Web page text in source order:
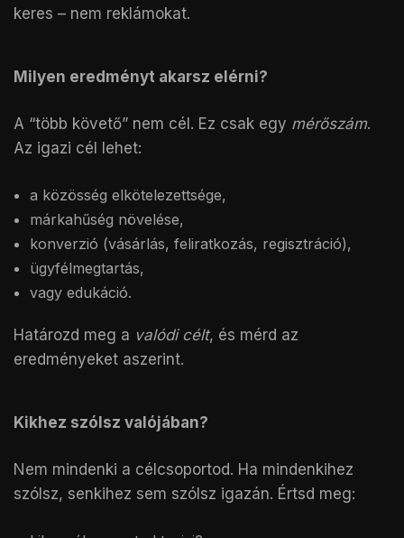
keres – nem reklámokat.
Milyen eredményt akarsz elérni?
A “több követő” nem cél. Ez csak egy mérőszám.
Az igazi cél lehet:
a közösség elkötelezettsége,
márkahűség növelése,
konverzió (vásárlás, feliratkozás, regisztráció),
ügyfélmegtartás,
vagy edukáció.
Határozd meg a valódi célt, és mérd az
eredményeket aszerint.
Kikhez szólsz valójában?
Nem mindenki a célcsoportod. Ha mindenkihez
szólsz, senkihez sem szólsz igazán. Értsd meg: